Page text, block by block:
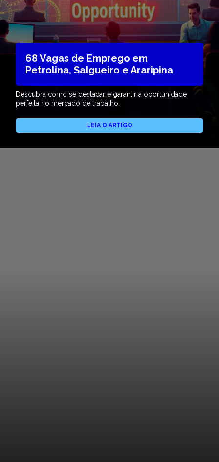
68 Vagas de Emprego em
Petrolina, Salgueiro e Araripina
Descubra como se destacar e garantir a oportunidade
perfeita no mercado de trabalho.
LEIA O ARTIGO